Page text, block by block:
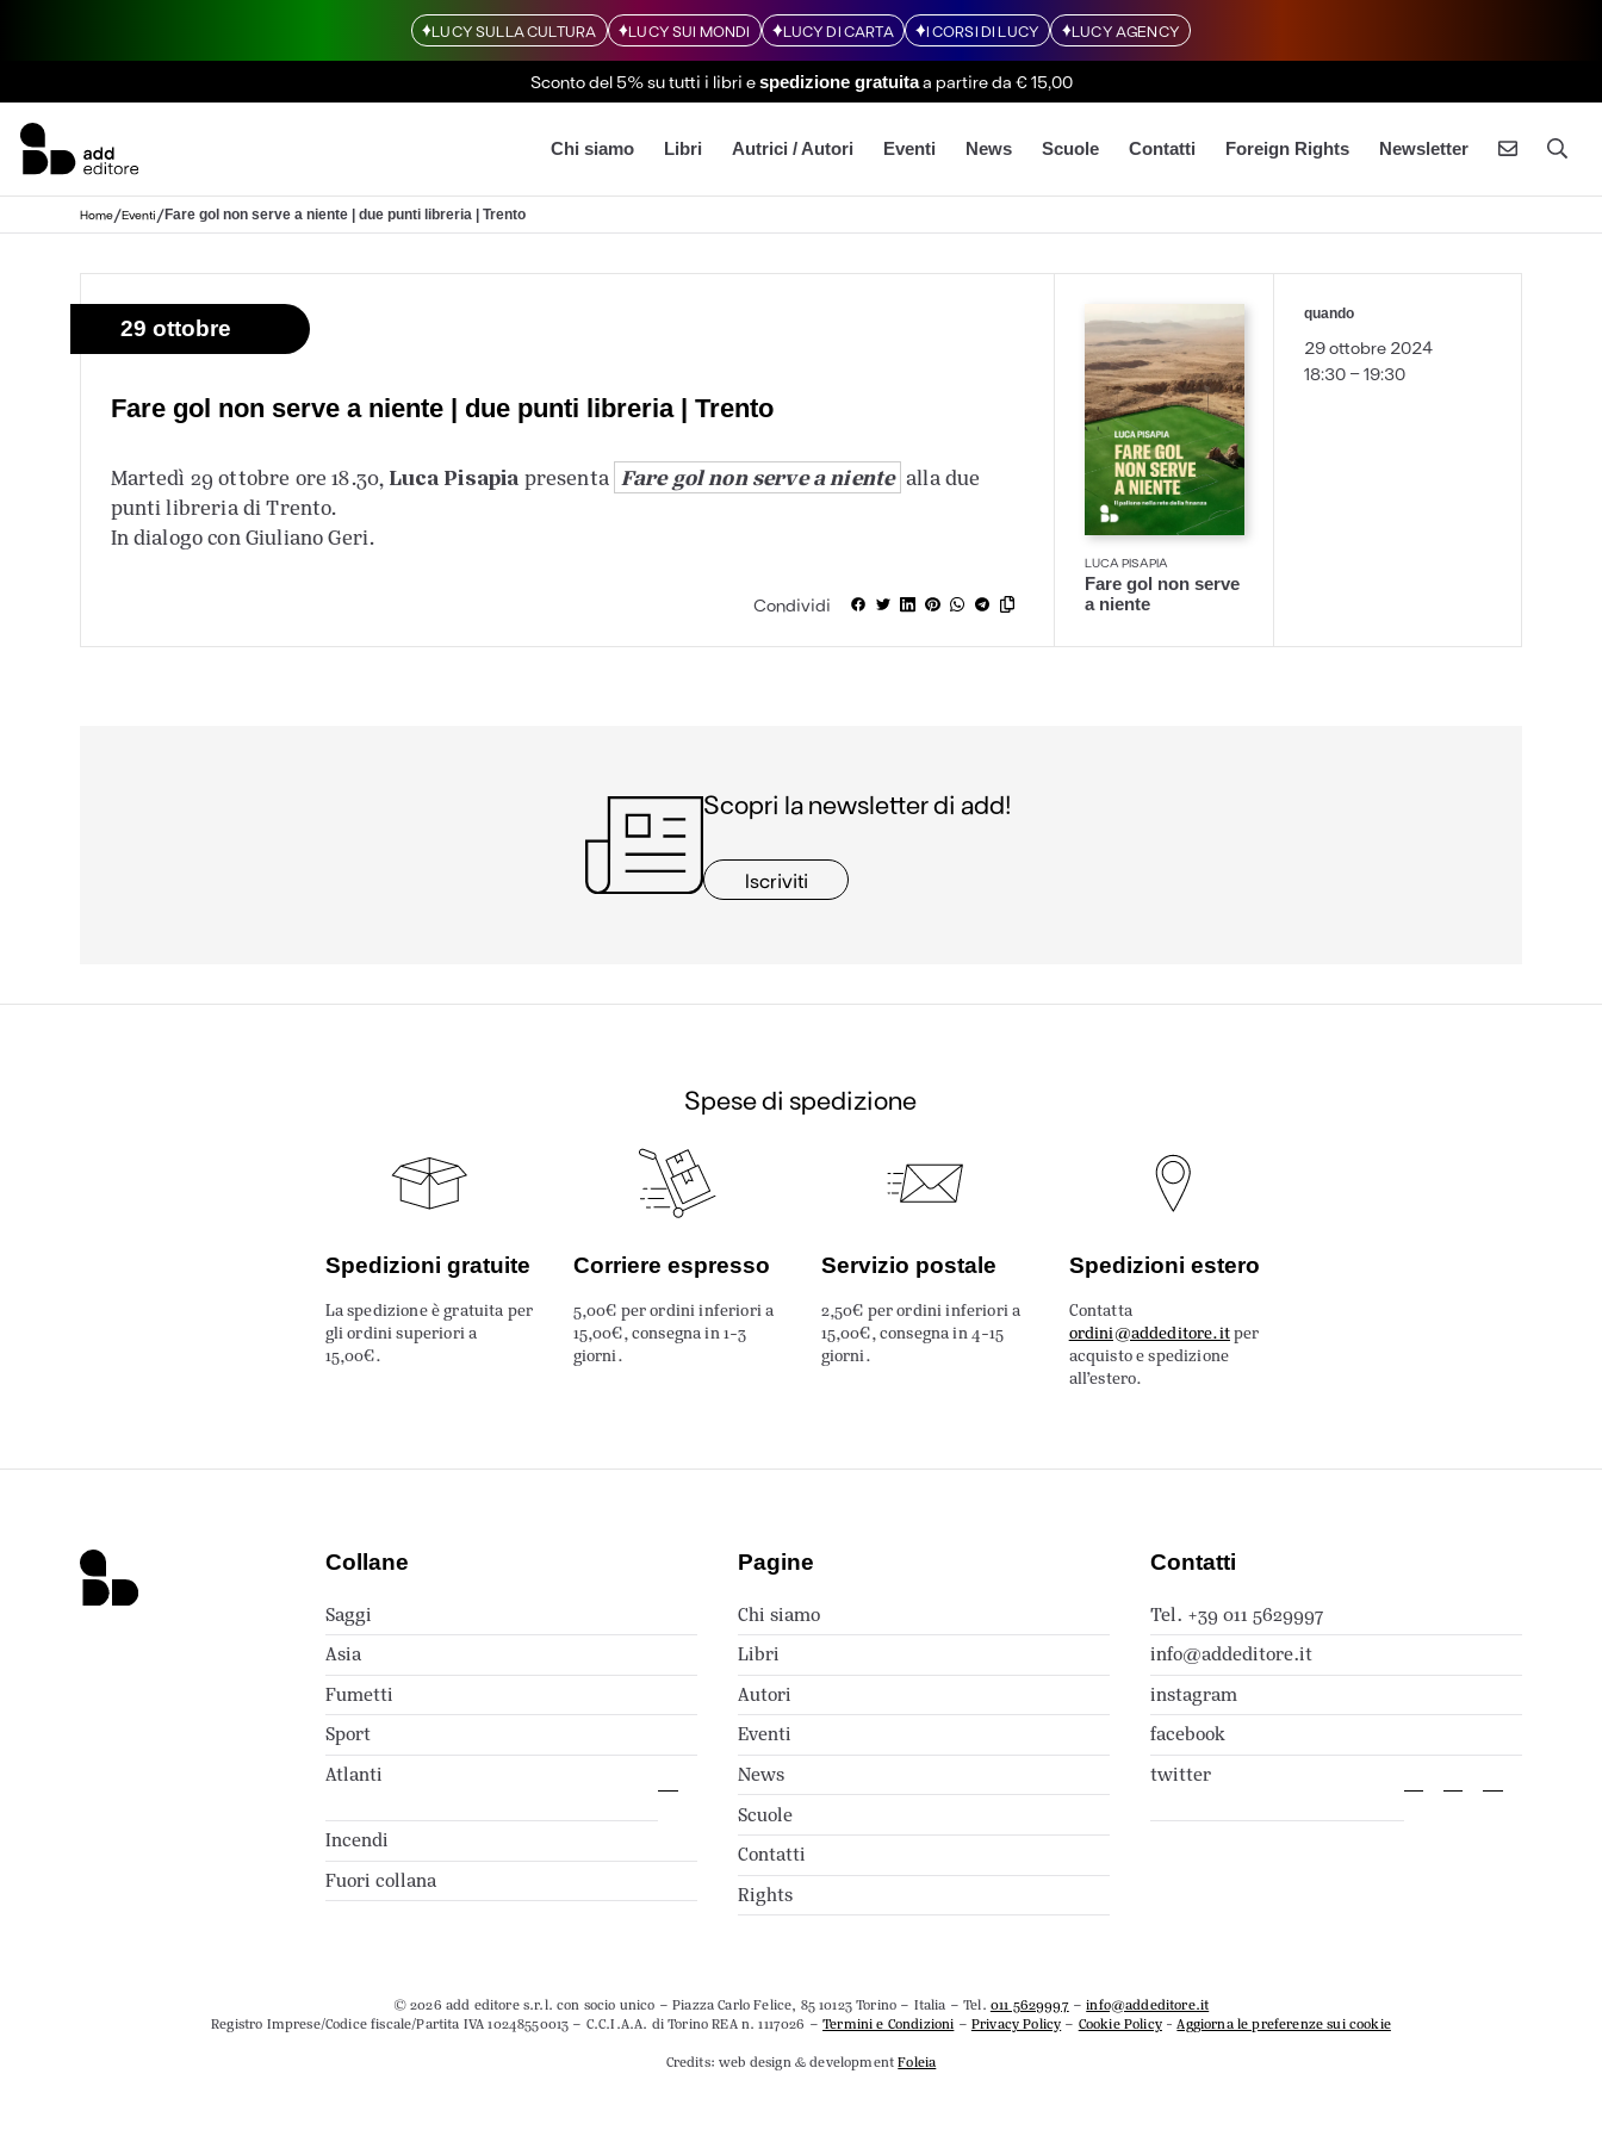
LUCY SULLA CULTURA LUCY SUI MONDI LUCY DI CARTA I CORSI DI LUCY LUCY AGENCY
Sconto del 5% su tutti i libri espedizione gratuitaa partire da € 15,00
Chi siamo Libri Autrici / Autori Eventi News Scuole Contatti Foreign Rights Newsletter
Home/Eventi/Fare gol non serve a niente | due punti libreria | Trento
29 ottobre
Fare gol non serve a niente | due punti libreria | Trento
Martedì 29 ottobre ore 18.30, Luca Pisapia presenta Fare gol non serve a niente alla due
punti libreria di Trento.
In dialogo con Giuliano Geri.
Condividi
LUCA PISAPIA
Fare gol non serve
a niente
quando
29 ottobre 2024
18:30 - 19:30
Scopri la newsletter di add!
Iscriviti
Spese di spedizione
Spedizioni gratuite
La spedizione è gratuita per
gli ordini superiori a
15,00€.
Corriere espresso
5,00€ per ordini inferiori a
15,00€, consegna in 1-3
giorni.
Servizio postale
2,50€ per ordini inferiori a
15,00€, consegna in 4-15
giorni.
Spedizioni estero
Contatta
ordini@addeditore.itper
acquisto e spedizione
all’estero.
Collane
Saggi
Asia
Fumetti
Sport
Atlanti
Incendi
Fuori collana
Pagine
Chi siamo
Libri
Autori
Eventi
News
Scuole
Contatti
Rights
Contatti
Tel. +39 011 5629997
info@addeditore.it
instagram
facebook
twitter
© 2026 add editore s.r.l. con socio unico – Piazza Carlo Felice, 85 10123 Torino – Italia – Tel. 011 5629997–info@addeditore.it
Registro Imprese/Codice fiscale/Partita IVA 10248550013 – C.C.I.A.A. di Torino REA n. 1117026 –Termini e Condizioni – Privacy Policy – Cookie Policy-Aggiorna le preferenze sui cookie
Credits: web design & developmentFoleia